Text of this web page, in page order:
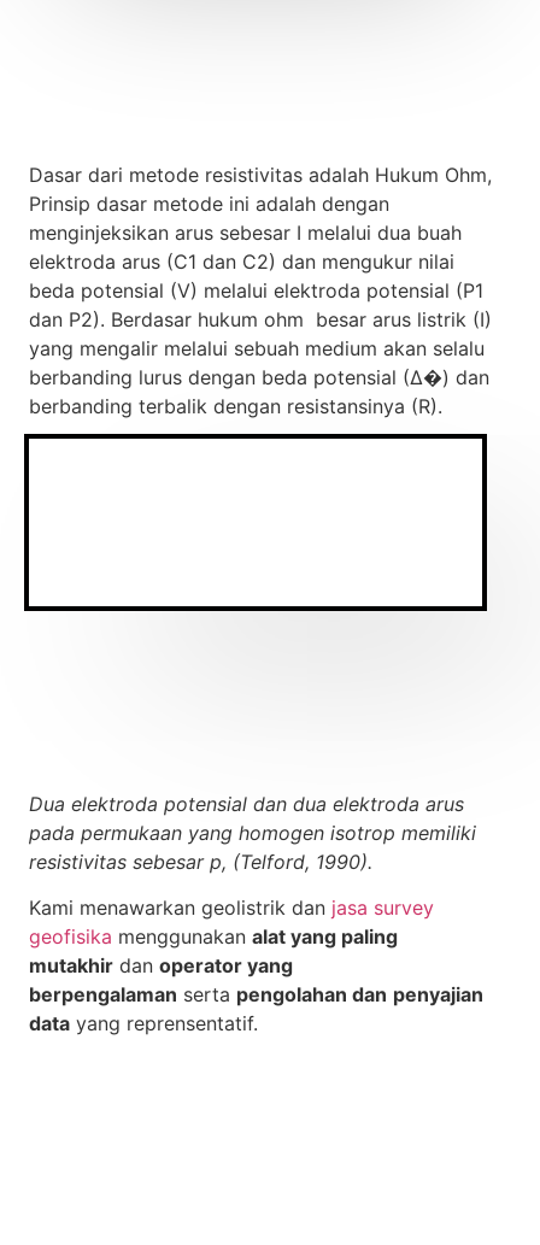
Dasar dari metode resistivitas adalah Hukum Ohm,
Prinsip dasar metode ini adalah dengan
menginjeksikan arus sebesar I melalui dua buah
elektroda arus (C1 dan C2) dan mengukur nilai
beda potensial (V) melalui elektroda potensial (P1
dan P2). Berdasar hukum ohm besar arus listrik (I)
yang mengalir melalui sebuah medium akan selalu
berbanding lurus dengan beda potensial (∆�) dan
berbanding terbalik dengan resistansinya (R).
Dua elektroda potensial dan dua elektroda arus
pada permukaan yang homogen isotrop memiliki
resistivitas sebesar p, (Telford, 1990).
Kami menawarkan geolistrik dan jasa survey
geofisika menggunakan alat yang paling
mutakhir dan operator yang
berpengalaman serta pengolahan dan penyajian
data yang reprensentatif.